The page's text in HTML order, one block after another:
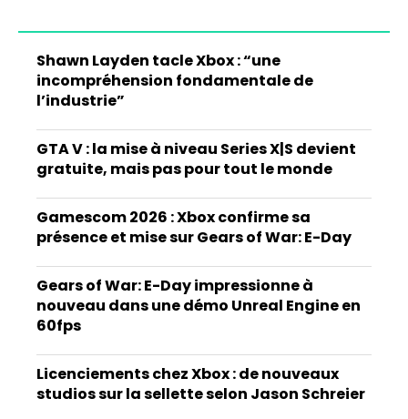
Shawn Layden tacle Xbox : “une
incompréhension fondamentale de
l’industrie”
GTA V : la mise à niveau Series X|S devient
gratuite, mais pas pour tout le monde
Gamescom 2026 : Xbox confirme sa
présence et mise sur Gears of War: E-Day
Gears of War: E-Day impressionne à
nouveau dans une démo Unreal Engine en
60fps
Licenciements chez Xbox : de nouveaux
studios sur la sellette selon Jason Schreier